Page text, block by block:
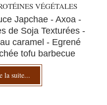
VÉGÉTALES
Japchae - Axoa -
de Soja Texturées -
caramel - Egrené
tofu barbecue
la suite...